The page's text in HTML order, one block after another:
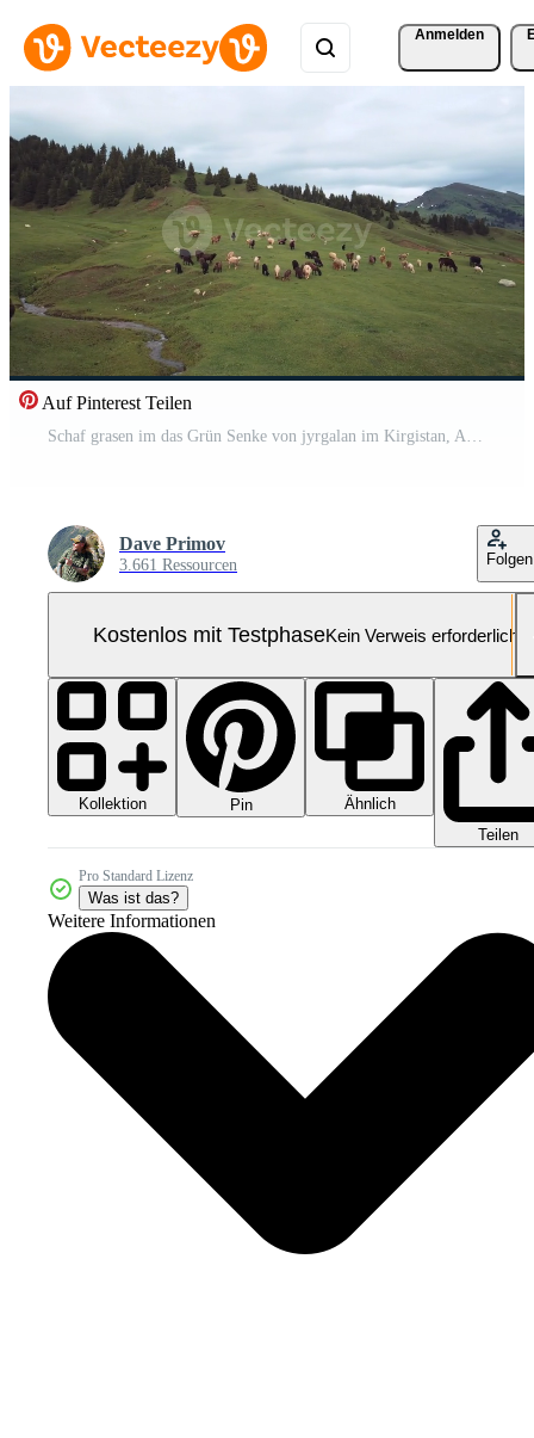
Anmelden
Auf Pinterest Teilen
Schaf grasen im das Grün Senke von jyrgalan im Kirgistan, Antenne Aussicht Pro Video
Dave Primov
3.661 Ressourcen Folgen
Kostenlos mit TestphaseKein Verweis erforderlich
Kollektion Pin
Ähnlich
Teilen
Pro Standard Lizenz
Was ist das?
Weitere Informationen